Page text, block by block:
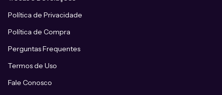
Política de Privacidade
Política de Compra
Perguntas Frequentes
Termos de Uso
Fale Conosco